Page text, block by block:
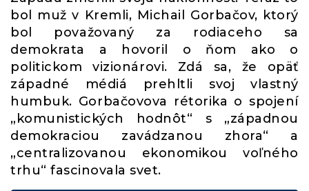
bol muž v Kremli, Michail Gorbačov, ktorý
bol považovaný za rodiaceho sa
demokrata a hovoril o ňom ako o
politickom vizionárovi. Zdá sa, že opäť
západné médiá prehltli svoj vlastný
humbuk. Gorbačovova rétorika o spojení
„komunistických hodnôt“ s „západnou
demokraciou zavádzanou zhora“ a
„centralizovanou ekonomikou voľného
trhu“ fascinovala svet.